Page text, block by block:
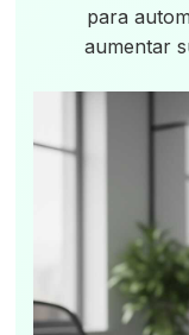
para
aumentar